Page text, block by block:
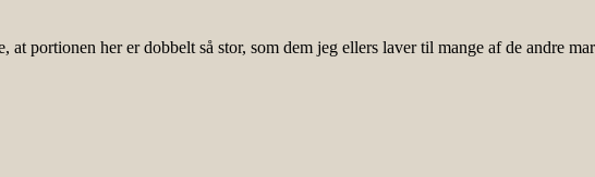
portionen her er dobbelt så stor, som dem jeg ellers laver til mange af de andre